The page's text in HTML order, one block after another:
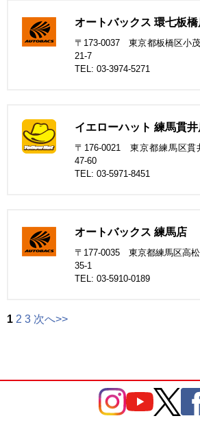
オートバックス 環七板橋
〒173-0037 東京都板橋区小
21-7
TEL: 03-3974-5271
イエローハット 練馬貫井
〒176-0021 東京都練馬区貫
47-60
TEL: 03-5971-8451
オートバックス 練馬店
〒177-0035 東京都練馬区高松
35-1
TEL: 03-5910-0189
1 2 3 次へ>>